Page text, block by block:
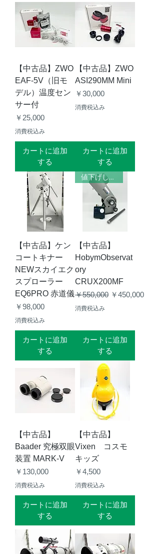
【中古品】ZWO
EAF-5V（旧モ
デル）温度セン
サー付
価格
￥25,000
消費税込み
カートに追加
する
【中古品】ZWO
ASI290MM Mini
価格
￥30,000
消費税込み
カートに追加
する
【中古品】ケン
コートキナー
NEWスカイエク
スプローラー
EQ6PRO 赤道儀
価格
￥98,000
消費税込み
カートに追加
する
値下げしました
【中古品】
HobymObservat
ory
CRUX200MF
通常価格
￥550,000 セール価格
￥450,000
消費税込み
カートに追加
する
【中古品】
Baader 究極双眼
装置 MARK-V
価格
￥130,000
消費税込み
カートに追加
する
【中古品】
Vixen コスモ
キッズ
価格
￥4,500
消費税込み
カートに追加
する